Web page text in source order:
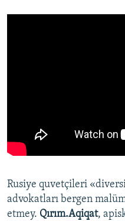
Rusiye quvetçileri
advokatları bergen
etmey. Qırım.Aqiqat,